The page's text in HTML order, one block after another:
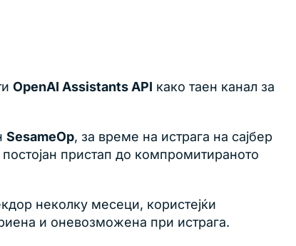
OpenAI Assistants API како таен канал за
SesameOp, за време на истрага на сајбер
пристап до компромитираното
неколку месеци, користејќи
и оневозможена при истрага.